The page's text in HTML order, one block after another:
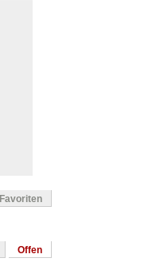
Favoriten
Offen